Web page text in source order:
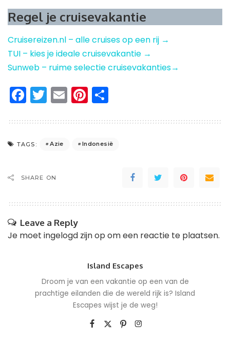
Regel je cruisevakantie
Cruisereizen.nl – alle cruises op een rij →
TUI – kies je ideale cruisevakantie →
Sunweb – ruime selectie cruisevakanties→
Facebook
Twitter
EmailPinterest
TAGS: Azie Indonesië
SHARE ON
Leave a Reply
Je moet ingelogd zijn op om een reactie te plaatsen.
Island Escapes
Droom je van een vakantie op een van de
prachtige eilanden die de wereld rijk is? Island
Escapes wijst je de weg!